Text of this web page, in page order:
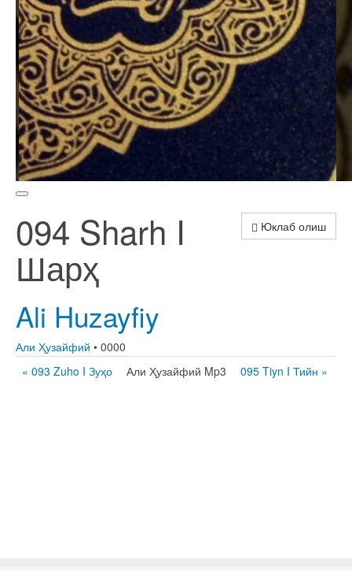
Юклаб олиш
094 Sharh I
Шарҳ
Ali Huzayfiy
Али Ҳузайфий • 0000
« 093 Zuho I Зуҳо
Али Ҳузайфий Mp3 095 Tiyn I Тийн »